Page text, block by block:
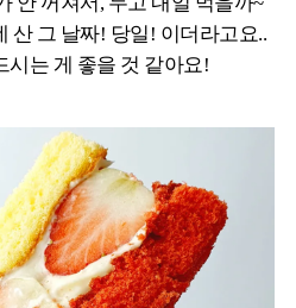
산 그 날짜! 당일! 이더라고요..
시는 게 좋을 것 같아요!